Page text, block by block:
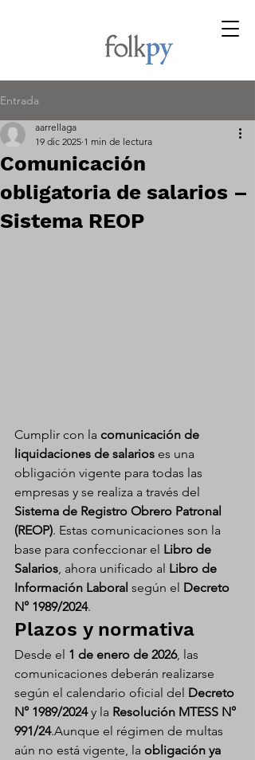
Entrada
Comunicación
obligatoria de salarios –
Sistema REOP
aarrellaga
19 dic 2025 1 min de lectura
Cumplir con la comunicación de
liquidaciones de salarios es una
obligación vigente para todas las
empresas y se realiza a través del
Sistema de Registro Obrero Patronal
(REOP). Estas comunicaciones son la
base para confeccionar el Libro de
Salarios , ahora unificado al Libro de
Información Laboral según el Decreto
N° 1989/2024.
Plazos y normativa
Desde el 1 de enero de 2026, las
comunicaciones deberán realizarse
según el calendario oficial del Decreto
N° 1989/2024 y la Resolución MTESS N°
991/24.Aunque el régimen de multas
aún no está vigente, la obligación ya